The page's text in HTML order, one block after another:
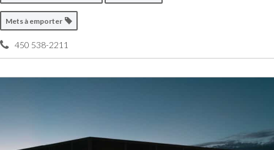
Mets à emporter
450 538-2211